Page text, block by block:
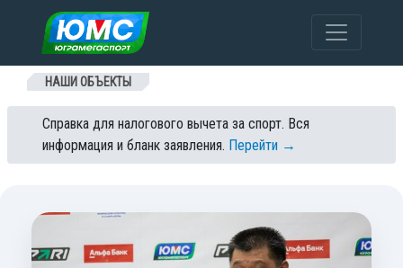
Перейти к содержанию
НАШИ ОБЪЕКТЫ
Справка для налогового вычета за спорт. Вся
информация и бланк заявления. Перейти →